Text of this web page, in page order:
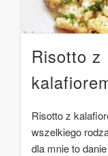
Risotto z
Risotto z
wszelkiego
dla mnie to